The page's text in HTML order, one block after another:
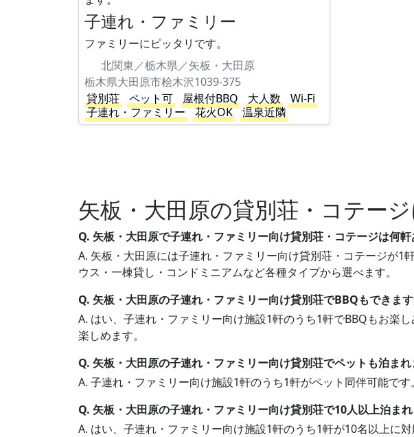
子連れ・ファミリー
ファミリーにピッタリです。
北関東／栃木県／矢板・大田原
栃木県大田原市桧木沢1039-375
貸別荘
ペット可 屋根付BBQ 大人数
Wi-Fi
子連れ・ファミリー
花火OK 温泉近隣
矢板・大田原の貸別荘・コテー
Q. 矢板・大田原で子連れ・ファミリー向け貸別荘・コテージは何軒
A. 矢板・大田原には子連れ・ファミリー向け貸別荘・コテージが
ウス・一棟貸し・コンドミニアムなど各種タイプから選べます。
Q. 矢板・大田原の子連れ・ファミリー向け貸別荘でBBQもできま
A. はい、子連れ・ファミリー向け施設1軒のうち1軒でBBQもお楽
楽しめます。
Q. 矢板・大田原の子連れ・ファミリー向け貸別荘でペットも泊まれ
A. 子連れ・ファミリー向け施設1軒のうち1軒がペット同伴可能で
Q. 矢板・大田原の子連れ・ファミリー向け貸別荘で10人以上泊ま
A. はい、子連れ・ファミリー向け施設1軒のうち1軒が10名以上に